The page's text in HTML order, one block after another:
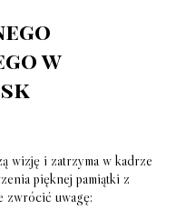
w
wizję i zatrzyma w kadrze
pięknej pamiątki z
zwrócić uwagę: